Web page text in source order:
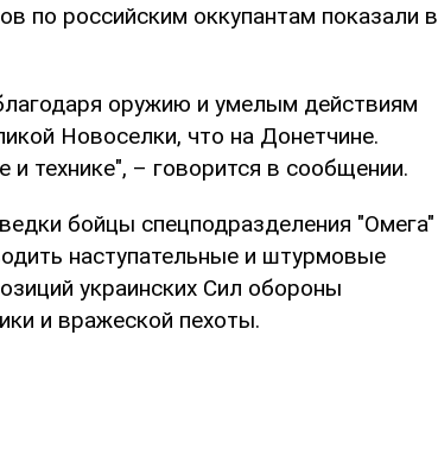
по российским оккупантам показали в
оружию и умелым действиям
Новоселки, что на Донетчине.
технике", – говорится в сообщении.
бойцы спецподразделения "Омега"
наступательные и штурмовые
украинских Сил обороны
и вражеской пехоты.